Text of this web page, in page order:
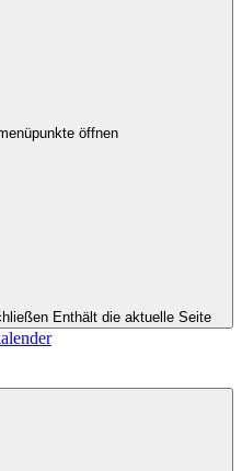
öffnen
Enthält die aktuelle Seite